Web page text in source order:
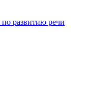
по развитию речи